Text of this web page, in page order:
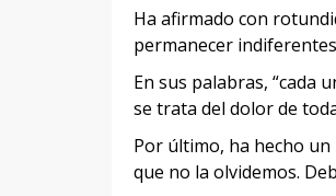
Ha afirmado con
permanecer
En sus palabras, “cada
se trata del dolor de
Por último, ha hecho un
que no la olvidemos.